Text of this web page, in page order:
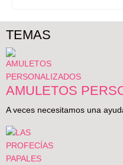
TEMAS
AMULETOS
A veces necesitamos una